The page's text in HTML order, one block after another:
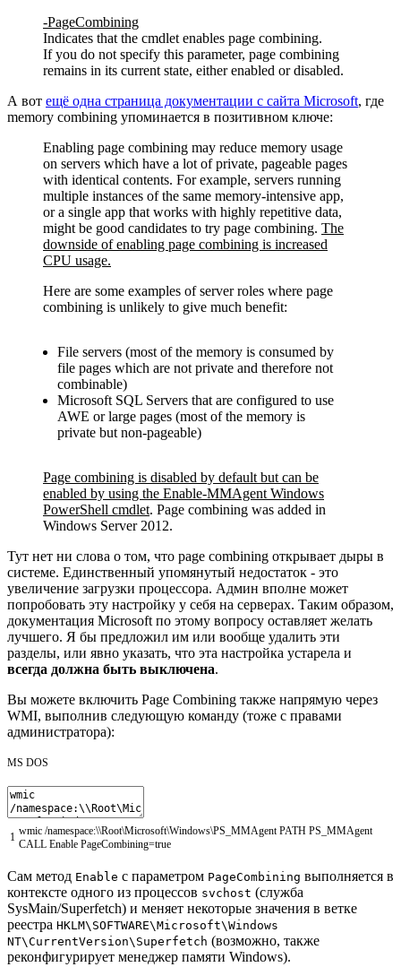
-PageCombining
Indicates that the cmdlet enables page combining.
If you do not specify this parameter, page combining
remains in its current state, either enabled or disabled.
А вот ещё одна страница документации с сайта Microsoft, где
memory combining упоминается в позитивном ключе:
Enabling page combining may reduce memory usage
on servers which have a lot of private, pageable pages
with identical contents. For example, servers running
multiple instances of the same memory-intensive app,
or a single app that works with highly repetitive data,
might be good candidates to try page combining. The
downside of enabling page combining is increased
CPU usage.
Here are some examples of server roles where page
combining is unlikely to give much benefit:
File servers (most of the memory is consumed by
file pages which are not private and therefore not
combinable)
Microsoft SQL Servers that are configured to use
AWE or large pages (most of the memory is
private but non-pageable)
Page combining is disabled by default but can be
enabled by using the Enable-MMAgent Windows
PowerShell cmdlet. Page combining was added in
Windows Server 2012.
Тут нет ни слова о том, что page combining открывает дыры в
системе. Единственный упомянутый недостаток - это
увеличение загрузки процессора. Админ вполне может
попробовать эту настройку у себя на серверах. Таким образом,
документация Microsoft по этому вопросу оставляет желать
лучшего. Я бы предложил им или вообще удалить эти
разделы, или явно указать, что эта настройка устарела и
всегда должна быть выключена.
Вы можете включить Page Combining также напрямую через
WMI, выполнив следующую команду (тоже с правами
администратора):
MS DOS
1 wmic /namespace:\\Root\Microsoft\Windows\PS MMAgent PATH PS MMAgent
CALL Enable PageCombining=true
Сам метод Enable с параметром PageCombining выполняется в
контексте одного из процессов svchost (служба
SysMain/Superfetch) и меняет некоторые значения в ветке
реестра HKLM\SOFTWARE\Microsoft\Windows
NT\CurrentVersion\Superfetch (возможно, также
реконфигурирует менеджер памяти Windows).